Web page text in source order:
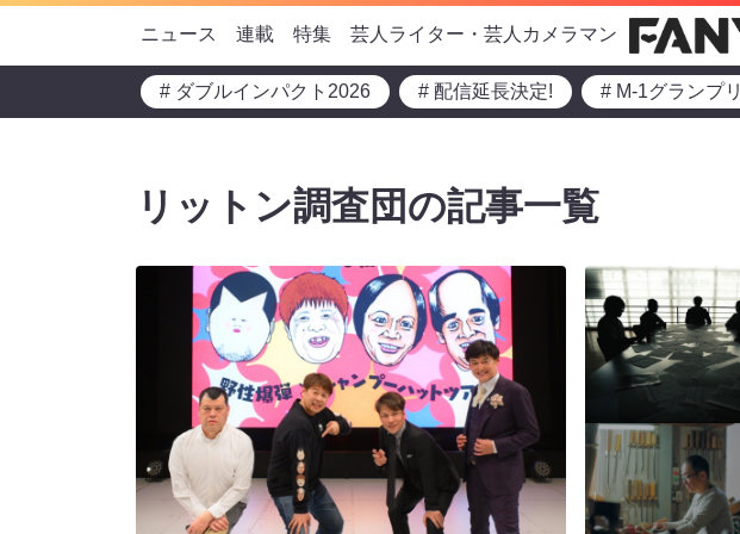
ニュース 連載 特集 芸人ライター・芸人カメラマン
# ダブルインパクト2026 # 配信延長決定! # M-1グランプリ
リットン調査団の記事一覧